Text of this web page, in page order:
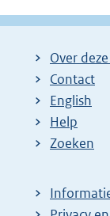
Over
Contact
English
Help
Zoeken